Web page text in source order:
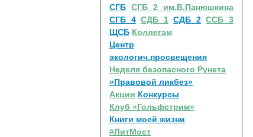
СГБ СГБ 2 им.В.Панюшкина
СГБ 4 СДБ 1 СДБ 2 ССБ 3
ЩСБ Коллегам
Центр
экологич.просвещения
Неделя безопасного Рунета
«Правовой ликбез»
Акции Конкурсы
Клуб «Гольфстрим»
Книги моей жизни
#ЛитМост